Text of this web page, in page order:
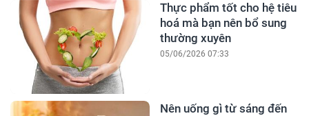
Thực phẩm tốt cho hệ tiêu
hoá mà bạn nên bổ sung
thường xuyên
05/06/2026 07:33
Nên uống gì từ sáng đến